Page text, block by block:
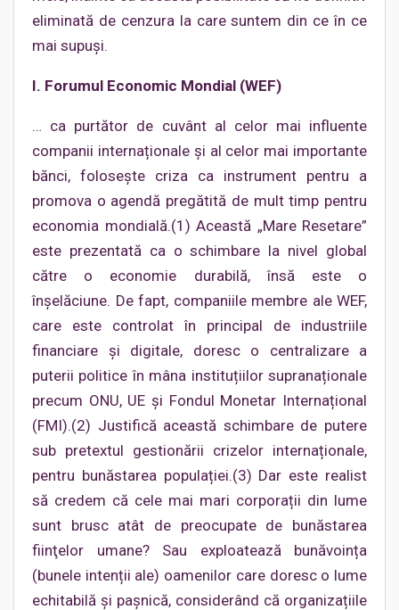
eliminată de cenzura la care suntem din ce în ce
mai supuși.
I. Forumul Economic Mondial (WEF)
… ca purtător de cuvânt al celor mai influente
companii internaționale și al celor mai importante
bănci, folosește criza ca instrument pentru a
promova o agendă pregătită de mult timp pentru
economia mondială.(1) Această „Mare Resetare”
este prezentată ca o schimbare la nivel global
către o economie durabilă, însă este o
înșelăciune. De fapt, companiile membre ale WEF,
care este controlat în principal de industriile
financiare și digitale, doresc o centralizare a
puterii politice în mâna instituțiilor supranaționale
precum ONU, UE și Fondul Monetar Internațional
(FMI).(2) Justifică această schimbare de putere
sub pretextul gestionării crizelor internaționale,
pentru bunăstarea populației.(3) Dar este realist
să credem că cele mai mari corporații din lume
sunt brusc atât de preocupate de bunăstarea
fiinţelor umane? Sau exploatează bunăvoința
(bunele intenții ale) oamenilor care doresc o lume
echitabilă și pașnică, considerând că organizațiile